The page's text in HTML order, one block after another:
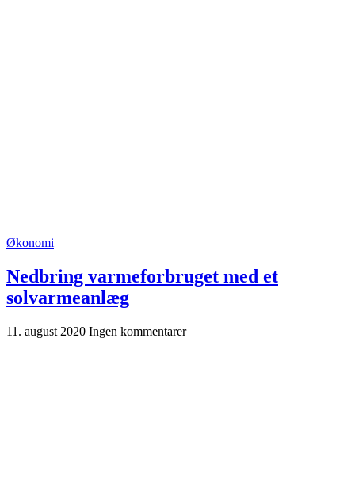
Økonomi
Nedbring varmeforbruget med et
solvarmeanlæg
11. august 2020 Ingen kommentarer